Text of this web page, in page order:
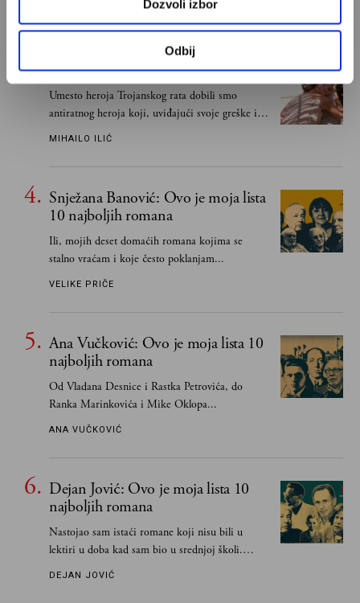
Dozvoli izbor
Odbij
Odisej je u stvari negativac
Umesto heroja Trojanskog rata dobili smo
antiratnog heroja koji, uviđajući svoje greške i
učeći na njima, shvata da postoje stvari koje su
MIHAILO ILIĆ
Snježana Banović: Ovo je moja lista
10 najboljih romana
Ili, mojih deset domaćih romana kojima se
stalno vraćam i koje često poklanjam...
VELIKE PRIČE
Ana Vučković: Ovo je moja lista 10
najboljih romana
Od Vladana Desnice i Rastka Petrovića, do
Ranka Marinkovića i Mike Oklopa...
ANA VUČKOVIĆ
Dejan Jović: Ovo je moja lista 10
najboljih romana
Nastojao sam istaći romane koji nisu bili u
lektiri u doba kad sam bio u srednjoj školi.
Smatrao sam da su "klasici" već dovoljno
DEJAN JOVIĆ